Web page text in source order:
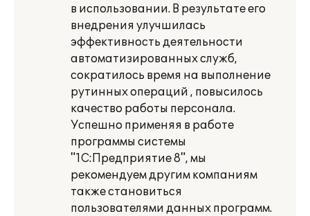
в использовании. В результате его
внедрения улучшилась
эффективность деятельности
автоматизированных служб,
сократилось время на выполнение
рутинных операций , повысилось
качество работы персонала.
Успешно применяя в работе
программы системы
"1С:Предприятие 8", мы
рекомендуем другим компаниям
также становиться
пользователями данных программ.